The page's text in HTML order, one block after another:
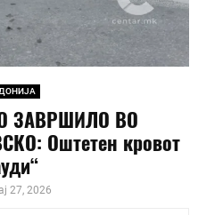
ЗАВРШИЛО ВО
Оштетен кровот
27, 2026